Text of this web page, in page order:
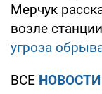
Мерчук
возле
угроза
ВСЕ